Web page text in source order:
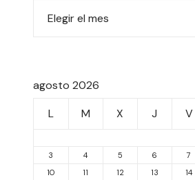
agosto 2026
L
M X J V
3
4 5 6 7
10
11 12 13 14